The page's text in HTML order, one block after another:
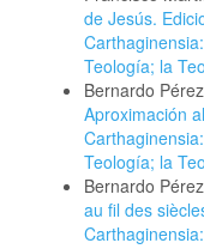
de Jesús.
Teología; la
Bernardo
Aproximación
Teología; la
Bernardo
au fil des